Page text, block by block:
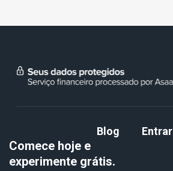
Blog Entrar
Comece hoje e
experimente grátis.